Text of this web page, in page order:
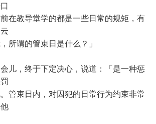
在教导堂学的都是一些日常的规矩，有
所谓的管束日是什么？」
，终于下定决心，说道：「是一种惩
管束日内，对囚犯的日常行为约束非常